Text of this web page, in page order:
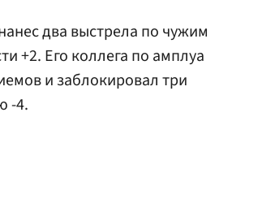
два выстрела по чужим
+2. Его коллега по амплуа
и заблокировал три
-4.